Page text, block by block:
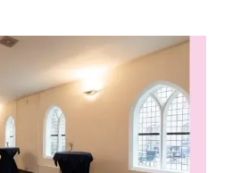
Doelen
40 personen
tot 50 personen